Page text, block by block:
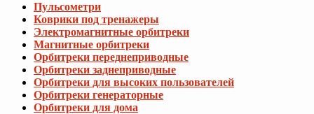
Пульсометри
Коврики под тренажеры
Электромагнитные орбитреки
Магнитные орбитреки
Орбитреки переднеприводные
Орбитреки заднеприводные
Орбитреки для высоких пользователей
Орбитреки генераторные
Орбитреки для дома